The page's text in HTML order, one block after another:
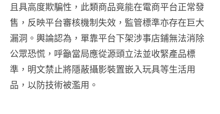
且具高度欺騙性，此類商品竟能在電商平台正常發
售，反映平台審核機制失效，監管標準亦存在巨大
漏洞。輿論認為，單靠平台下架涉事店鋪無法消除
公眾恐慌，呼籲當局應從源頭立法並收緊產品標
準，明文禁止將隱蔽攝影裝置嵌入玩具等生活用
品，以防技術被濫用。